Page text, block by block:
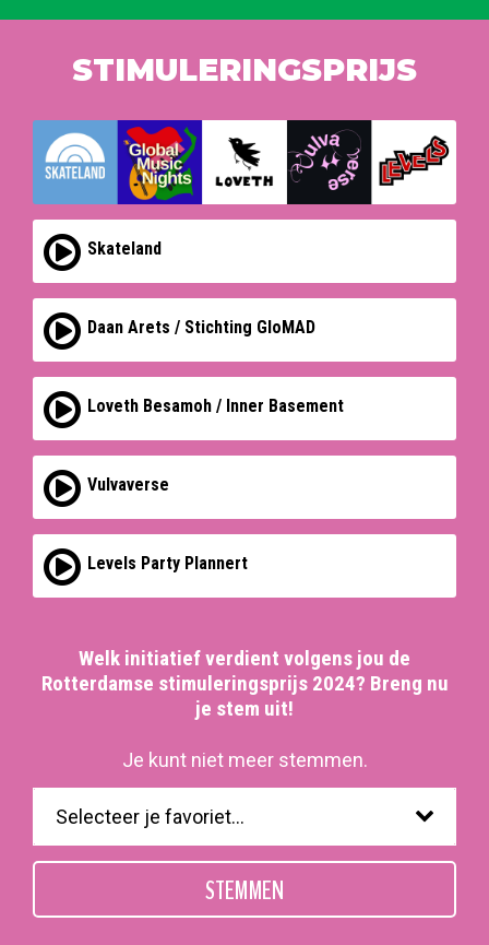
STIMULERINGSPRIJS
Skateland
Daan Arets / Stichting GloMAD
Loveth Besamoh / Inner Basement
Vulvaverse
Levels Party Plannert
Welk initiatief verdient volgens jou de
Rotterdamse stimuleringsprijs 2024? Breng nu
je stem uit!
Je kunt niet meer stemmen.
STEMMEN